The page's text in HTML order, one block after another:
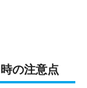
の注意点